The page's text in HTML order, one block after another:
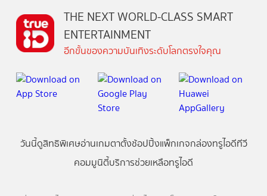
THE NEXT WORLD-CLASS SMART
ENTERTAINMENT
อีกขั้นของความบันเทิงระดับโลกตรงใจคุณ
วันนี้ดูสิทธิพิเศษอ่านเกมตาตั้งช้อปปิ้งแพ็กเกจกล่องทรูไอดีทีวี
คอมมูนิตี้บริการช่วยเหลือทรูไอดี